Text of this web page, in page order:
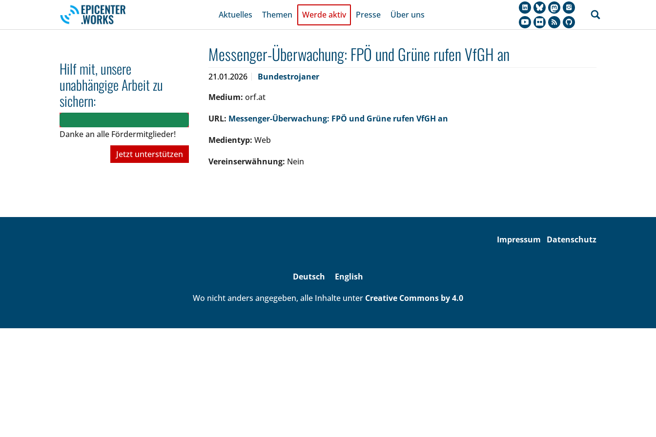
Skip to main navigation
Skip to main content
Skip to page footer
Aktuelles Themen Werde aktiv Presse Über uns
Hilf mit, unsere
unabhängige Arbeit zu
sichern:
Danke an alle Fördermitglieder!
Jetzt unterstützen
Messenger-Überwachung: FPÖ und Grüne rufen VfGH an
21.01.2026
Bundestrojaner
Medium: orf.at
URL: Messenger-Überwachung: FPÖ und Grüne rufen VfGH an
Medientyp: Web
Vereinserwähnung: Nein
Impressum Datenschutz
Deutsch
English
Wo nicht anders angegeben, alle Inhalte unter Creative Commons by 4.0